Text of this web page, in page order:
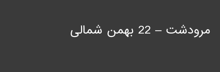
مرودشت – 22 بهمن شمالی